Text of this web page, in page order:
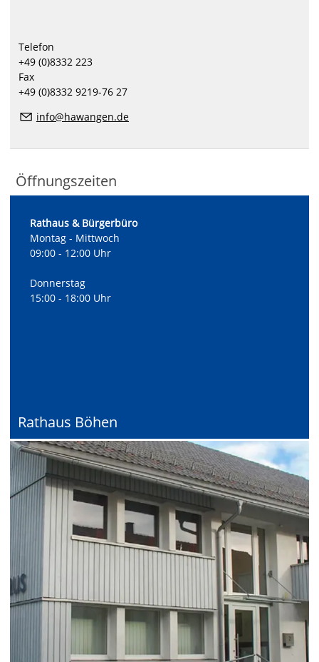
Telefon
+49 (0)8332 223
Fax
+49 (0)8332 9219-76 27
info@hawangen.de
Öffnungszeiten
Rathaus & Bürgerbüro
Montag - Mittwoch
09:00 - 12:00 Uhr
Donnerstag
15:00 - 18:00 Uhr
Rathaus Böhen